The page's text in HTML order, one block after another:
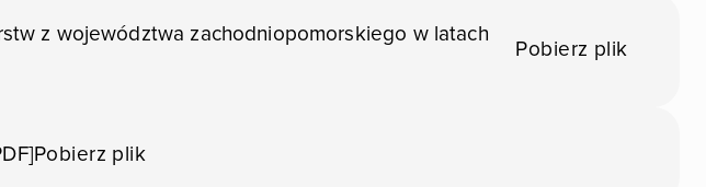
z województwa zachodniopomorskiego w latach
Pobierz plik
Pobierz plik